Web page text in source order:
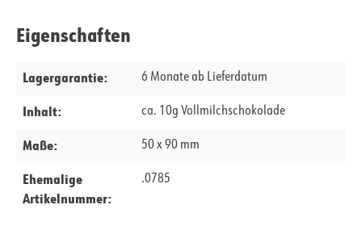
Eigenschaften
Lagergarantie: 6 Monate ab Lieferdatum
Inhalt: ca. 10g Vollmilchschokolade
Maße: 50 x 90 mm
Ehemalige
Artikelnummer:
.0785